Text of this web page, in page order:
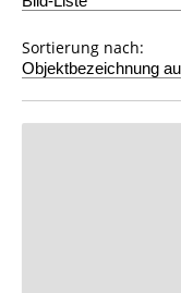
Sortierung nach: